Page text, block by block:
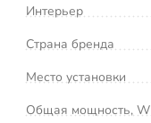
Интерьер
Страна бренда
Место установки
Общая мощность, W